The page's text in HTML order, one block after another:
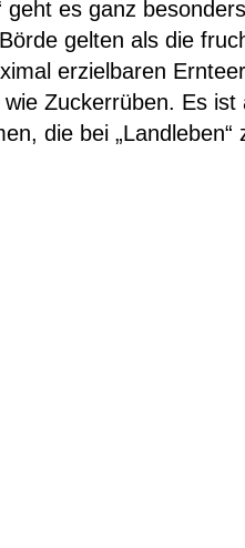
geht es ganz besonders
gelten als die
erzielbaren
Zuckerrüben. Es ist
die bei